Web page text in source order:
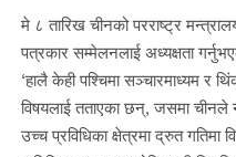
मे ८ तारिख चीनको परराष्ट्र
पत्रकार सम्मेलनलाई अध्यक्षता
‘हालै केही पश्चिमा सञ्चारमाध्यम र
विषयलाई तताएका छन्, जसमा चीनले
उच्च प्रविधिका क्षेत्रमा द्रुत गतिमा